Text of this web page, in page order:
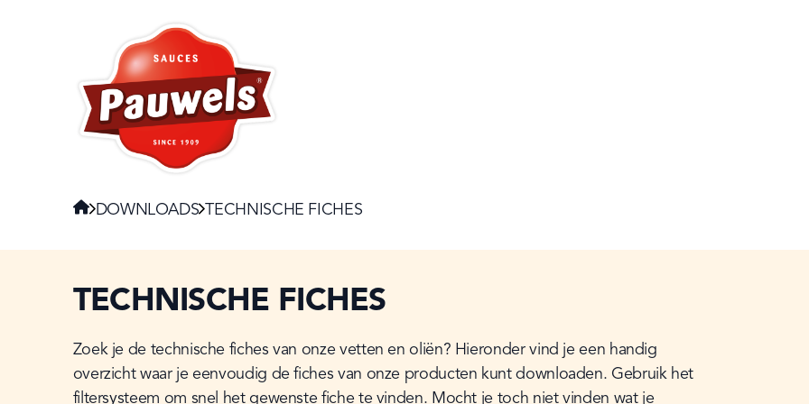
Navigate to:
HOME
DOWNLOADS TECHNISCHE FICHES
TECHNISCHE FICHES
Zoek je de technische fiches van onze vetten en oliën? Hieronder vind je een handig
overzicht waar je eenvoudig de fiches van onze producten kunt downloaden. Gebruik het
filtersysteem om snel het gewenste fiche te vinden. Mocht je toch niet vinden wat je